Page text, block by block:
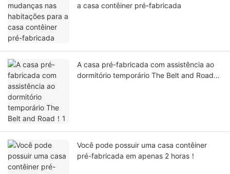
a casa contêiner pré-fabricada
A casa pré-fabricada com assistência ao
dormitório temporário The Belt and Road！
Você pode possuir uma casa contêiner
pré-fabricada em apenas 2 horas！